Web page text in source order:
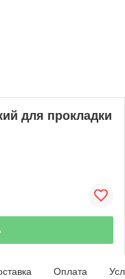
для прокладки
Оплата